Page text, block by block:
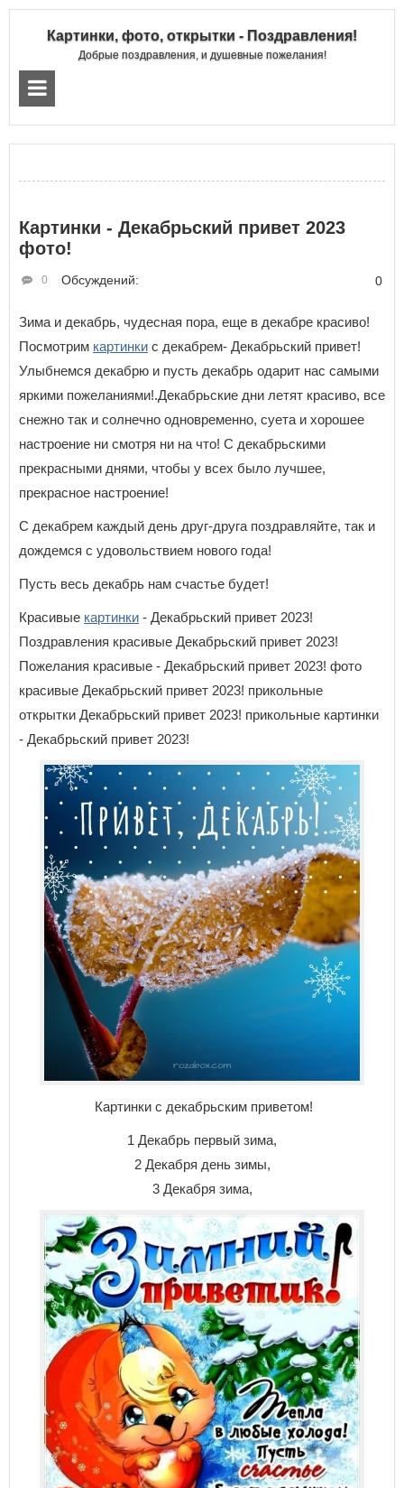
Картинки, фото, открытки - Поздравления!
Добрые поздравления, и душевные пожелания!
Картинки - Декабрьский привет 2023
фото!
Обсуждений:
0 0
Зима и декабрь, чудесная пора, еще в декабре красиво!
Посмотрим картинки с декабрем- Декабрьский привет!
Улыбнемся декабрю и пусть декабрь одарит нас самыми
яркими пожеланиями!.Декабрьские дни летят красиво, все
снежно так и солнечно одновременно, суета и хорошее
настроение ни смотря ни на что! С декабрьскими
прекрасными днями, чтобы у всех было лучшее,
прекрасное настроение!
С декабрем каждый день друг-друга поздравляйте, так и
дождемся с удовольствием нового года!
Пусть весь декабрь нам счастье будет!
Красивые картинки - Декабрьский привет 2023!
Поздравления красивые Декабрьский привет 2023!
Пожелания красивые - Декабрьский привет 2023! фото
красивые Декабрьский привет 2023! прикольные
открытки Декабрьский привет 2023! прикольные картинки
- Декабрьский привет 2023!
Картинки с декабрьским приветом!
1 Декабрь первый зима,
2 Декабря день зимы,
3 Декабря зима,